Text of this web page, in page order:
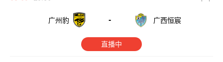
广州豹 - 广西恒宸
直播中